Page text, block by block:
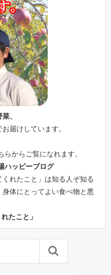
、
お届けしています。
からご覧になれます。
ハッピーブログ
れたこと」は知る人ぞ知る
体にとってよい食べ物と悪
たこと」